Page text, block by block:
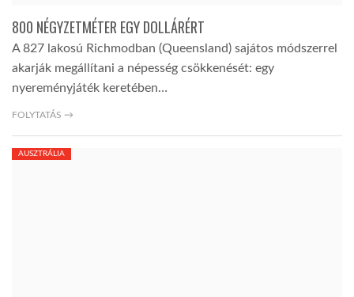
TROPICALMAGAZIN
GLOBOTV
AFRIKA TUDÁSTÁR
800 NÉGYZETMÉTER EGY DOLLÁRÉRT
A 827 lakosú Richmodban (Queensland) sajátos módszerrel
akarják megállítani a népesség csökkenését: egy
nyereményjáték keretében…
FOLYTATÁS →
AUSZTRÁLIA